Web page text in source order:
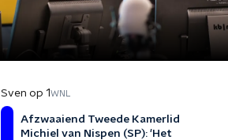
Sven op 1WNL
Afzwaaiend Tweede Kamerlid
Michiel van Nispen (SP): 'Het